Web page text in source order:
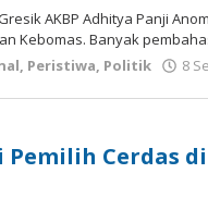
AKBP Adhitya Panji
Kebomas. Banyak
, Peristiwa, Politik 8
Pemilih Cerdas